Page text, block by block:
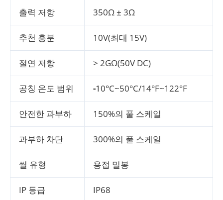
출력 저항 350Ω ± 3Ω
추천 흥분 10V(최대 15V)
절연 저항 > 2GΩ(50V DC)
공칭 온도 범위 -10°C~50°C/14°F~122°F
안전한 과부하 150%의 풀 스케일
과부하 차단 300%의 풀 스케일
씰 유형 용접 밀봉
IP 등급 IP68